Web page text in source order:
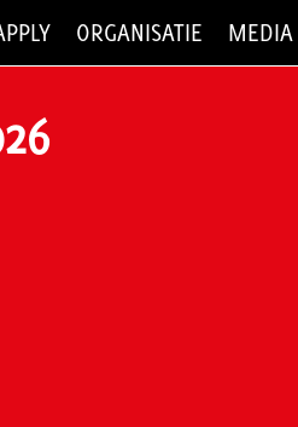
ORGANISATIE MEDIA